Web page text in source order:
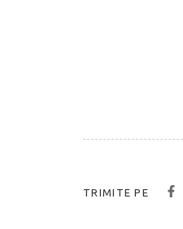
TRIMITE PE